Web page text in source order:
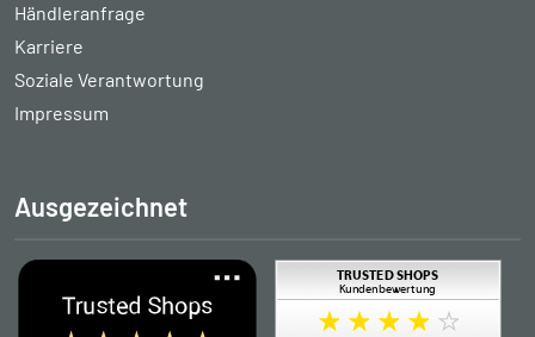
Händleranfrage
Karriere
Soziale Verantwortung
Impressum
Ausgezeichnet